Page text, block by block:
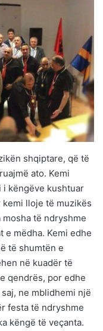
shqiptare, që të
ato. Kemi
këngëve kushtuar
lloje të muzikës
të ndryshme
e mëdha. Kemi edhe
të shumtën e
në kuadër të
qendrës, por edhe
ne mblidhemi një
festa të ndryshme
këngë të veçanta.